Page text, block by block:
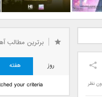
فرزاد
بانی بنام قرص قمر 2
نظر
برترین مطالب
روز هفته
your criteria.